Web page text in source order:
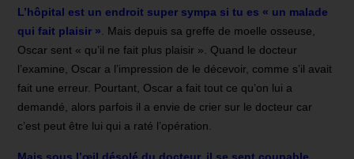
L’hôpital est un endroit super sympa si tu es « un malade
qui fait plaisir » . Mais depuis sa greffe de moelle osseuse,
Oscar sent « qu’il ne fait plus plaisir ». Quand le docteur
l’examine, Oscar a l’impression de le décevoir, comme s’il avait
fait une erreur. Pourtant, Oscar a fait tout ce qu’on lui a
demandé, alors parfois il a envie de crier sur le docteur car
c’est peut être lui qui a raté l’opération.
Mais sous l’œil désolé du docteur, il se sent coupable.